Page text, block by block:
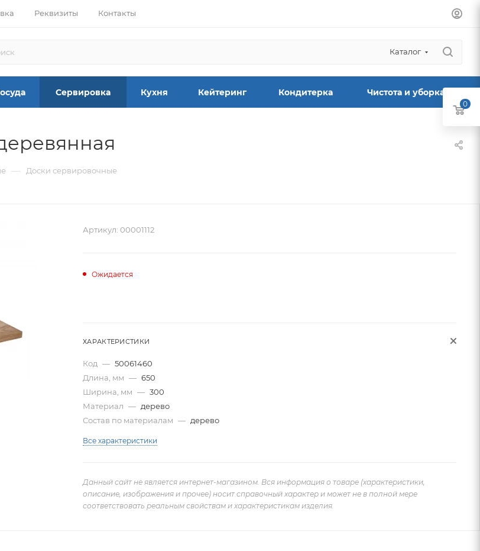
Реквизиты Контакты
Каталог
Сервировка Кухня Кейтеринг Кондитерка Чистота и уборка
— Доски сервировочные
Артикул: 00001112
Ожидается
ХАРАКТЕРИСТИКИ
Код — 50061460
Длина, мм — 650
Ширина, мм — 300
Материал — дерево
Состав по материалам — дерево
Все характеристики
Данный сайт не является интернет-магазином. Вся информация о товаре (характеристики,
описание, изображения и прочее) носит справочный характер и может не в полной мере
соответствовать реальным свойствам и характеристикам изделия.
0